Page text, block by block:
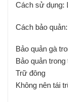
Cách sử dụng:
Cách bảo quản:
Bảo quản gà
Bảo quản
Trữ đông
Không nên tái